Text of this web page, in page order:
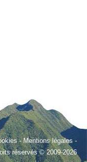
-Mentions légales -
réservés © 2009-2026